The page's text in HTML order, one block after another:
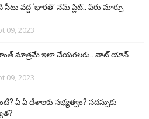
వద్ద ‘భారత్’ నేమ్ ప్లేట్‌.. పేరు మార్పు
09, 2023
మాత్రమే ఇలా చేయగలరు.. వాట్ యాన్
09, 2023
ఏ ఏ దేశాలకు సభ్యత్వం? సదస్సుకు